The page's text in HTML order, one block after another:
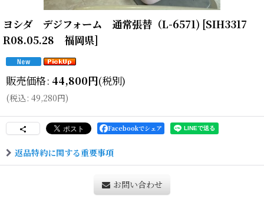
ヨシダ デジフォーム 通常張替（L-6571) [SIH3317
R08.05.28 福岡県]
販売価格: 44,800円(税別)
(税込: 49,280円)
Facebookでシェア
返品特約に関する重要事項
お問い合わせ